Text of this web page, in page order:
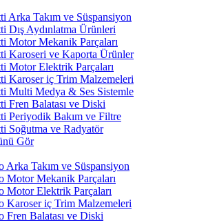
Arka Takım ve Süspansiyon
Dış Aydınlatma Ürünleri
Motor Mekanik Parçaları
Karoseri ve Kaporta Ürünler
Motor Elektrik Parçaları
Karoser iç Trim Malzemeleri
Multi Medya & Ses Sistemle
Fren Balatası ve Diski
Periyodik Bakım ve Filtre
Soğutma ve Radyatör
Gör
Arka Takım ve Süspansiyon
Motor Mekanik Parçaları
Motor Elektrik Parçaları
Karoser iç Trim Malzemeleri
Fren Balatası ve Diski